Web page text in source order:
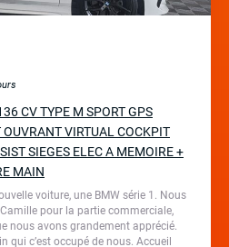
CV TYPE M SPORT GPS
VIRTUAL COCKPIT
SIEGES ELEC A MEMOIRE +
MAIN
voiture, une BMW série 1. Nous
pour la partie commerciale,
nous avons grandement apprécié.
qui c’est occupé de nous. Accueil